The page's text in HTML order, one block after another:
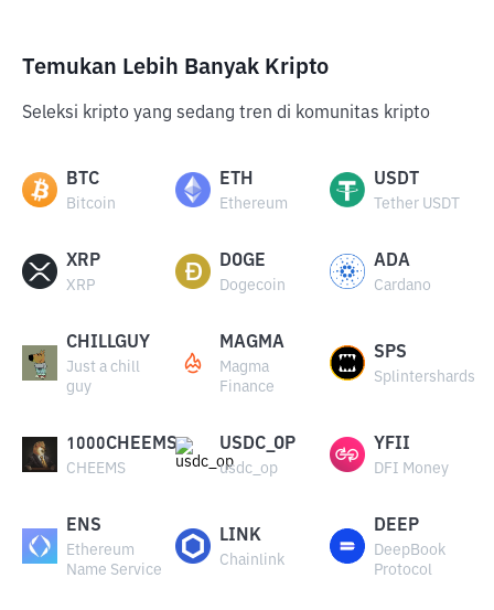
Temukan Lebih Banyak Kripto
Seleksi kripto yang sedang tren di komunitas kripto
BTC
Bitcoin
ETH
Ethereum
USDT
Tether USDT
XRP
XRP
DOGE
Dogecoin
ADA
Cardano
CHILLGUY
Just a chill
guy
MAGMA
Magma
Finance
SPS
Splintershards
1000CHEEMS
CHEEMS
USDC_OP
usdc_op
YFII
DFI Money
ENS
Ethereum
Name Service
LINK
Chainlink
DEEP
DeepBook
Protocol